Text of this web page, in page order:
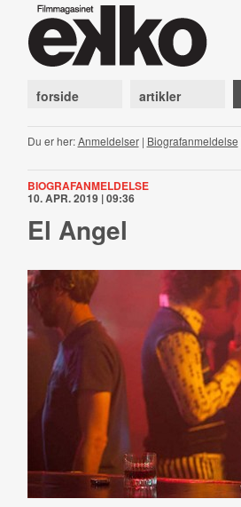
forside artikler
Du er her:Anmeldelser| Biografanmeldelse
BIOGRAFANMELDELSE
10. APR. 2019 | 09:36
El Angel